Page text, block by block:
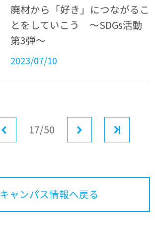
廃材から「好き」につながるこ
とをしていこう ～SDGs活動
第3弾～
2023/07/10
前へ17/50
キャンパス情報へ戻る